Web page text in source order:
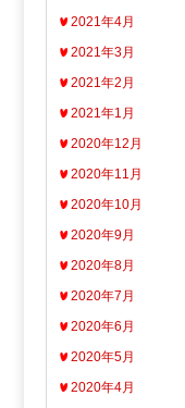
2021年4月
2021年3月
2021年2月
2021年1月
2020年12月
2020年11月
2020年10月
2020年9月
2020年8月
2020年7月
2020年6月
2020年5月
2020年4月